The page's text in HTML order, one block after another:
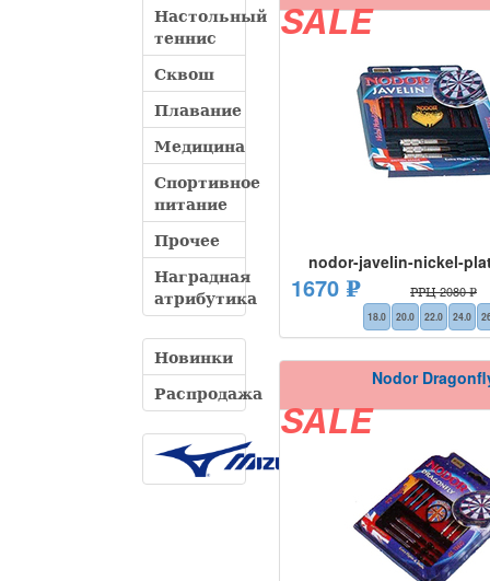
Настольный
теннис
Сквош
Плавание
Медицина
Спортивное
питание
Прочее
Наградная
атрибутика
Новинки
Распродажа
SALE
nodor-javelin-nickel-
1670 ₽ РРЦ 2080 ₽
18.0 20.0 22.0 24.0
Nodor
SALE